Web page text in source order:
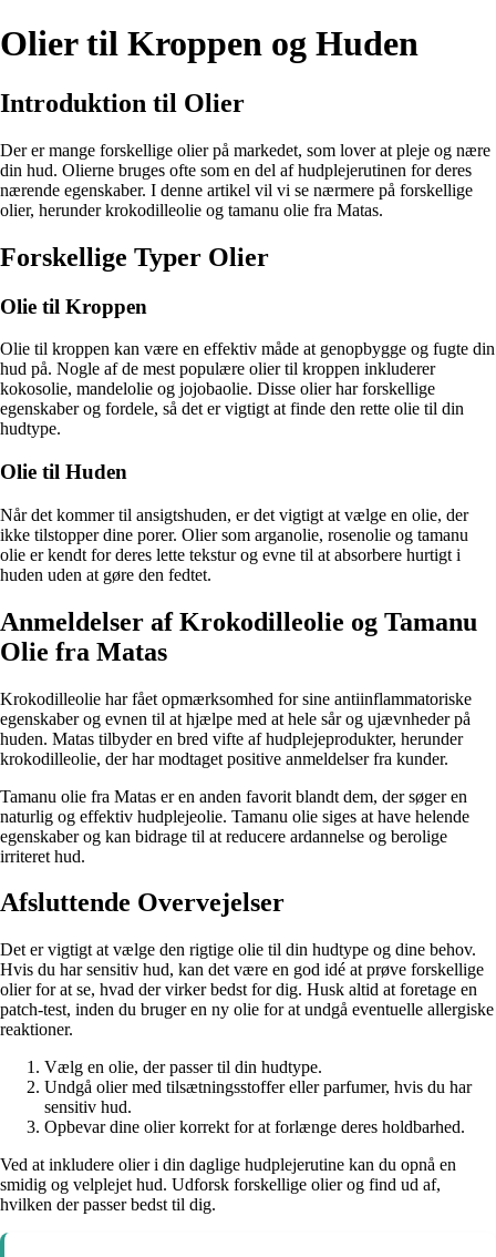
Olier til Kroppen og Huden
Introduktion til Olier
Der er mange forskellige olier på markedet, som lover at pleje og nære
din hud. Olierne bruges ofte som en del af hudplejerutinen for deres
nærende egenskaber. I denne artikel vil vi se nærmere på forskellige
olier, herunder krokodilleolie og tamanu olie fra Matas.
Forskellige Typer Olier
Olie til Kroppen
Olie til kroppen kan være en effektiv måde at genopbygge og fugte din
hud på. Nogle af de mest populære olier til kroppen inkluderer
kokosolie, mandelolie og jojobaolie. Disse olier har forskellige
egenskaber og fordele, så det er vigtigt at finde den rette olie til din
hudtype.
Olie til Huden
Når det kommer til ansigtshuden, er det vigtigt at vælge en olie, der
ikke tilstopper dine porer. Olier som arganolie, rosenolie og tamanu
olie er kendt for deres lette tekstur og evne til at absorbere hurtigt i
huden uden at gøre den fedtet.
Anmeldelser af Krokodilleolie og Tamanu
Olie fra Matas
Krokodilleolie har fået opmærksomhed for sine antiinflammatoriske
egenskaber og evnen til at hjælpe med at hele sår og ujævnheder på
huden. Matas tilbyder en bred vifte af hudplejeprodukter, herunder
krokodilleolie, der har modtaget positive anmeldelser fra kunder.
Tamanu olie fra Matas er en anden favorit blandt dem, der søger en
naturlig og effektiv hudplejeolie. Tamanu olie siges at have helende
egenskaber og kan bidrage til at reducere ardannelse og berolige
irriteret hud.
Afsluttende Overvejelser
Det er vigtigt at vælge den rigtige olie til din hudtype og dine behov.
Hvis du har sensitiv hud, kan det være en god idé at prøve forskellige
olier for at se, hvad der virker bedst for dig. Husk altid at foretage en
patch-test, inden du bruger en ny olie for at undgå eventuelle allergiske
reaktioner.
Vælg en olie, der passer til din hudtype.
Undgå olier med tilsætningsstoffer eller parfumer, hvis du har
sensitiv hud.
Opbevar dine olier korrekt for at forlænge deres holdbarhed.
Ved at inkludere olier i din daglige hudplejerutine kan du opnå en
smidig og velplejet hud. Udforsk forskellige olier og find ud af,
hvilken der passer bedst til dig.